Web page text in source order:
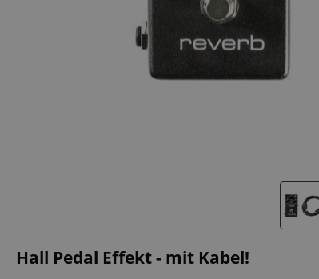
Hall Pedal Effekt - mit Kabel!